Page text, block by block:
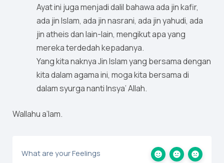
Ayat ini juga menjadi dalil bahawa ada jin kafir,
ada jin Islam, ada jin nasrani, ada jin yahudi, ada
jin atheis dan lain-lain, mengikut apa yang
mereka terdedah kepadanya.
Yang kita naknya Jin Islam yang bersama dengan
kita dalam agama ini, moga kita bersama di
dalam syurga nanti Insya’ Allah.
Wallahu a’lam.
What are your Feelings